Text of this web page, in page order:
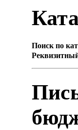
Поиск по